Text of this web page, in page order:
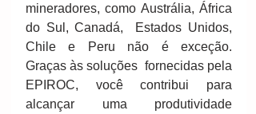
mineradores, como Austrália, África
do Sul, Canadá,  Estados Unidos,
Chile e Peru não é exceção.
Graças às soluções  fornecidas pela
EPIROC, você contribui para
alcançar uma produtividade